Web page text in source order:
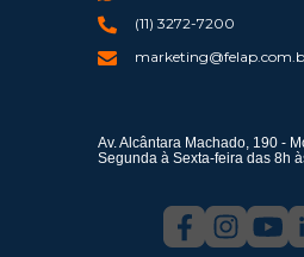
(11) 3272-7200
Av. Alcântara Machado, 190 -
Segunda à Sexta-feira das 8h